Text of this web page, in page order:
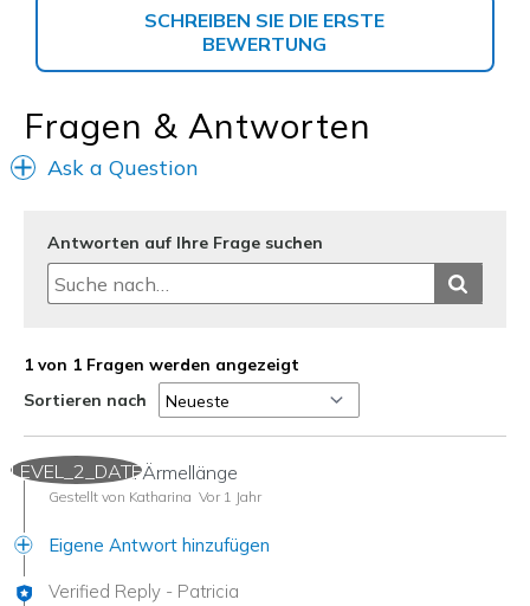
SCHREIBEN SIE DIE ERSTE
BEWERTUNG
Fragen & Antworten
Ask a Question
Antworten auf Ihre Frage suchen
1 von 1 Fragen werden angezeigt
Sortieren nach
LEVEL_2_DATE
Länge und Ärmellänge
Gestellt von Katharina Vor 1 Jahr
Eigene Antwort hinzufügen
Verified Reply - Patricia